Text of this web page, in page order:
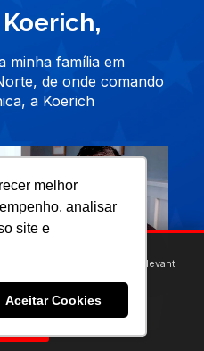
melhor
analisar
site e
Aceitar Cookies
minha família em
de onde comando
a Koerich
an optimal experience and relevant